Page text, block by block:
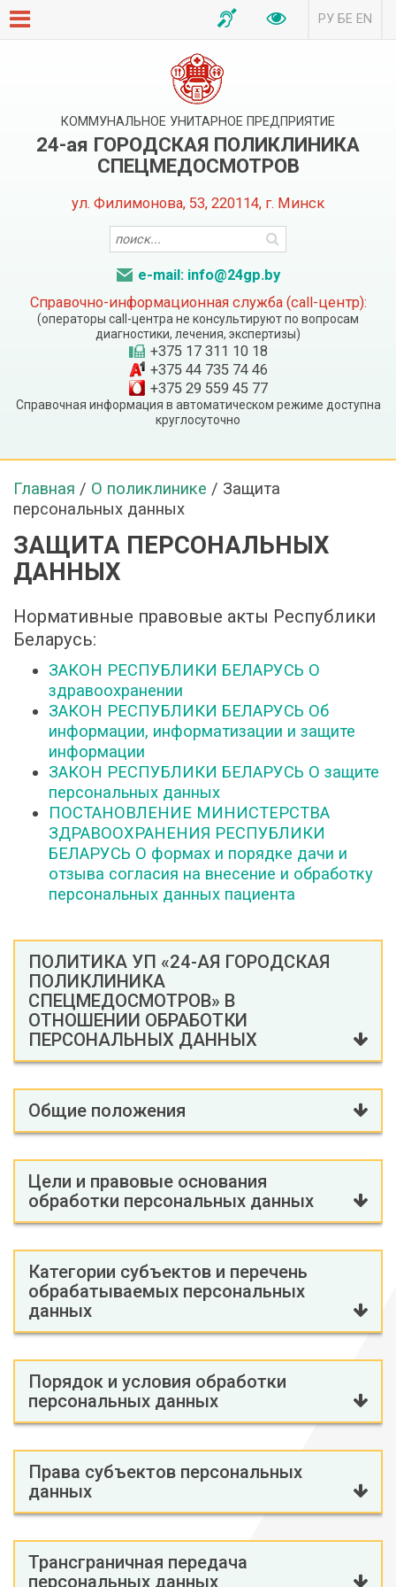
РУ БЕ EN
КОММУНАЛЬНОЕ УНИТАРНОЕ ПРЕДПРИЯТИЕ
24-ая ГОРОДСКАЯ ПОЛИКЛИНИКА
СПЕЦМЕДОСМОТРОВ
ул. Филимонова, 53, 220114, г. Минск
e-mail: info@24gp.by
Справочно-информационная служба (call-центр):
(операторы call-центра не консультируют по вопросам
диагностики, лечения, экспертизы)
+375 17 311 10 18
+375 44 735 74 46
+375 29 559 45 77
Справочная информация в автоматическом режиме доступна
круглосуточно
Главная / О поликлинике / Защита
персональных данных
ЗАЩИТА ПЕРСОНАЛЬНЫХ
ДАННЫХ
Нормативные правовые акты Республики
Беларусь:
ЗАКОН РЕСПУБЛИКИ БЕЛАРУСЬ О
здравоохранении
ЗАКОН РЕСПУБЛИКИ БЕЛАРУСЬ Об
информации, информатизации и защите
информации
ЗАКОН РЕСПУБЛИКИ БЕЛАРУСЬ О защите
персональных данных
ПОСТАНОВЛЕНИЕ МИНИСТЕРСТВА
ЗДРАВООХРАНЕНИЯ РЕСПУБЛИКИ
БЕЛАРУСЬ О формах и порядке дачи и
отзыва согласия на внесение и обработку
персональных данных пациента
ПОЛИТИКА УП «24-АЯ ГОРОДСКАЯ
ПОЛИКЛИНИКА
СПЕЦМЕДОСМОТРОВ» В
ОТНОШЕНИИ ОБРАБОТКИ
ПЕРСОНАЛЬНЫХ ДАННЫХ
Общие положения
Цели и правовые основания
обработки персональных данных
Категории субъектов и перечень
обрабатываемых персональных
данных
Порядок и условия обработки
персональных данных
Права субъектов персональных
данных
Трансграничная передача
персональных данных